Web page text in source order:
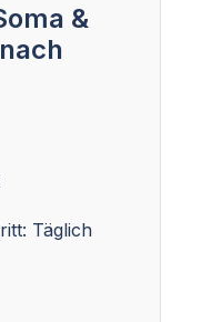
&
Täglich